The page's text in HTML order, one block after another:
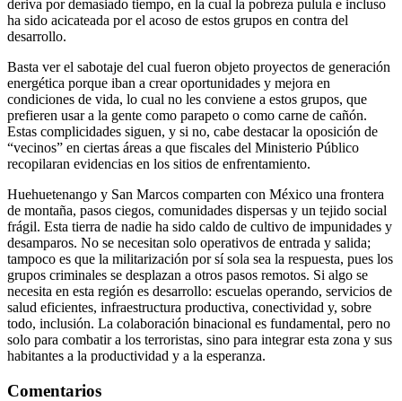
deriva por demasiado tiempo, en la cual la pobreza pulula e incluso
ha sido acicateada por el acoso de estos grupos en contra del
desarrollo.
Basta ver el sabotaje del cual fueron objeto proyectos de generación
energética porque iban a crear oportunidades y mejora en
condiciones de vida, lo cual no les conviene a estos grupos, que
prefieren usar a la gente como parapeto o como carne de cañón.
Estas complicidades siguen, y si no, cabe destacar la oposición de
“vecinos” en ciertas áreas a que fiscales del Ministerio Público
recopilaran evidencias en los sitios de enfrentamiento.
Huehuetenango y San Marcos comparten con México una frontera
de montaña, pasos ciegos, comunidades dispersas y un tejido social
frágil. Esta tierra de nadie ha sido caldo de cultivo de impunidades y
desamparos. No se necesitan solo operativos de entrada y salida;
tampoco es que la militarización por sí sola sea la respuesta, pues los
grupos criminales se desplazan a otros pasos remotos. Si algo se
necesita en esta región es desarrollo: escuelas operando, servicios de
salud eficientes, infraestructura productiva, conectividad y, sobre
todo, inclusión. La colaboración binacional es fundamental, pero no
solo para combatir a los terroristas, sino para integrar esta zona y sus
habitantes a la productividad y a la esperanza.
Comentarios